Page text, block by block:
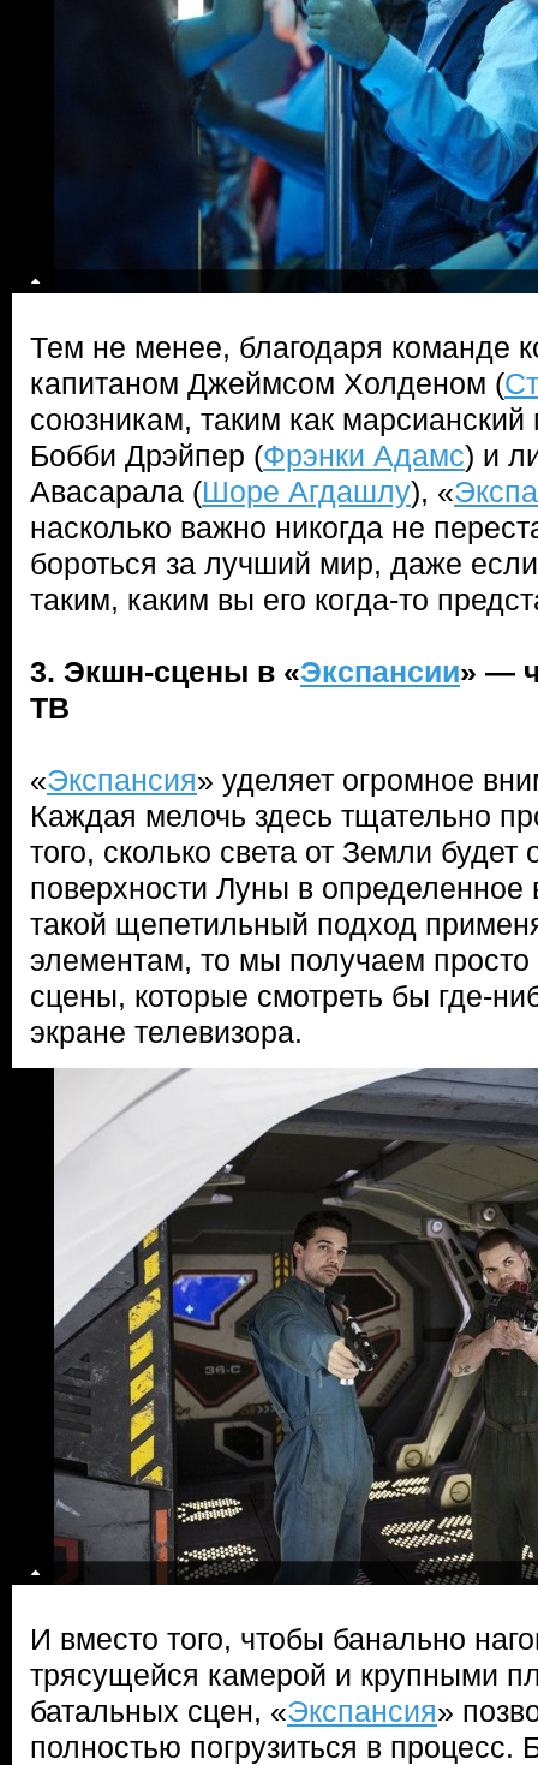
Тем не менее, благодаря команде
капитаном Джеймсом Холденом (
союзникам, таким как марсианский
Бобби Дрэйпер (Фрэнки Адамс) и
Авасарала (Шоре Агдашлу), «
насколько важно никогда не
бороться за лучший мир, даже
таким, каким вы его когда-то
3. Экшн-сцены в «Экспансии» —
ТВ
«Экспансия» уделяет огромное
Каждая мелочь здесь тщательно
того, сколько света от Земли будет
поверхности Луны в определенное
такой щепетильный подход
элементам, то мы получаем
сцены, которые смотреть бы где-
экране телевизора.
И вместо того, чтобы банально
трясущейся камерой и крупными
батальных сцен, «Экспансия»
полностью погрузиться в процесс.